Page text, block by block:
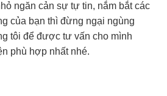
ngăn cản sự tự tin, nắm bắt các
của bạn thì đừng ngại ngùng
tôi để được tư vấn cho mình
phù hợp nhất nhé.